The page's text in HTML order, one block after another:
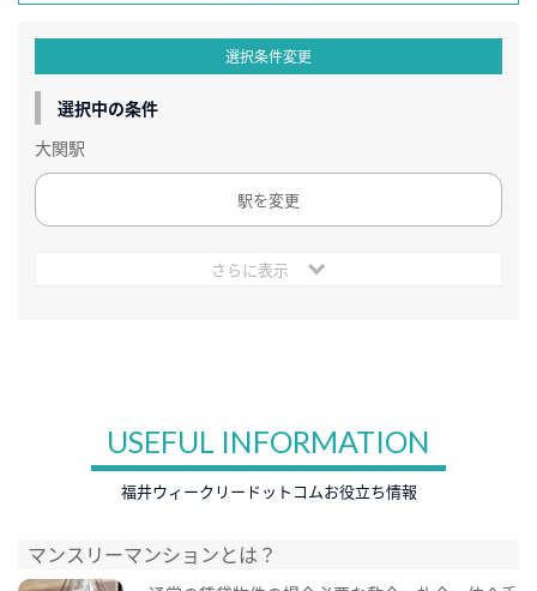
選択条件変更
選択中の条件
大関駅
駅を変更
さらに表示
USEFUL INFORMATION
福井ウィークリードットコムお役立ち情報
マンスリーマンションとは？